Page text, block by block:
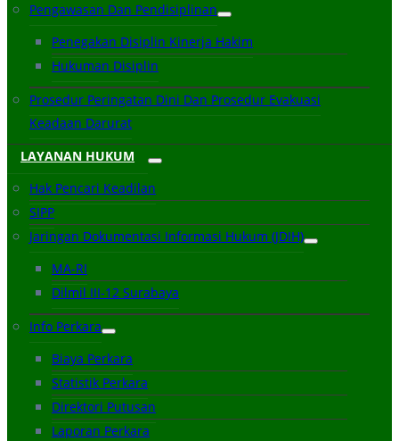
Pengawasan Dan Pendisiplinan
Penegakan Disiplin Kinerja Hakim
Hukuman Disiplin
Prosedur Peringatan Dini Dan Prosedur Evakuasi
Keadaan Darurat
LAYANAN HUKUM
Hak Pencari Keadilan
SIPP
Jaringan Dokumentasi Informasi Hukum (JDIH)
MA-RI
Dilmil III-12 Surabaya
Info Perkara
Biaya Perkara
Statistik Perkara
Direktori Putusan
Laporan Perkara